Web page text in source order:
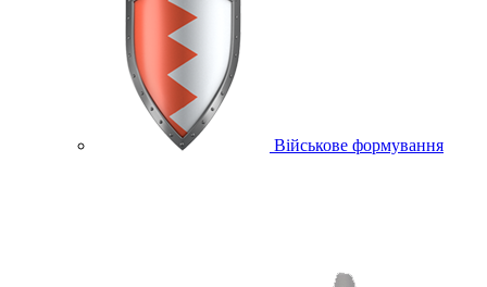
Військове формування